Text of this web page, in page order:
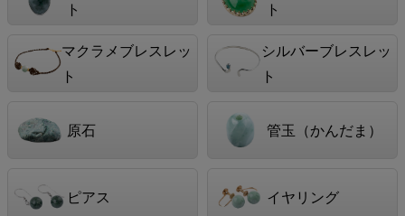
ト
ト
マクラメブレスレッ
ト
シルバーブレスレッ
ト
原石 管玉（かんだま）
ピアス イヤリング